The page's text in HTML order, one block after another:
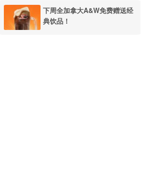
下周全加拿大A&W免费赠送经
典饮品！